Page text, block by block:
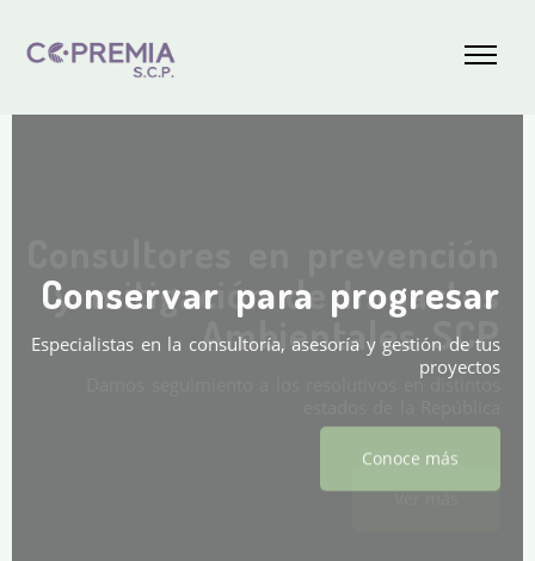
y mitigación de Impactos
Ambientales SCP
Damos seguimiento a los resolutivos en distintos
Conservar para progresar
Especialistas en la consultoría, asesoría y gestión de tus
proyectos
Conoce más